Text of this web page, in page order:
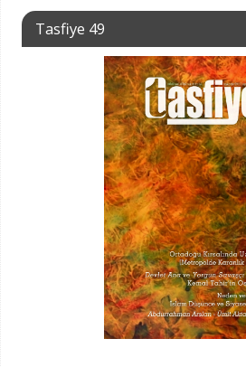
Tasfiye 49